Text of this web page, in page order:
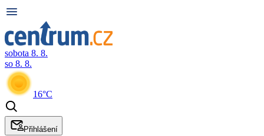
sobota 8. 8.
so 8. 8.
16°C
Přihlášení